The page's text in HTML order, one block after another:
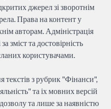
джерел зі зворотнім
Права на контент у
авторам. Адміністрація
зміст та достовірність
користувачами.
текстів з рубрик "Фінанси",
та іх мовних версій
та лише за наявністю